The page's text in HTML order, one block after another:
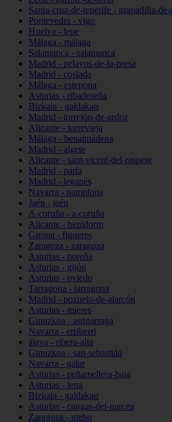
Santa-cruz-de-tenerife - granadilla-de-
Pontevedra - vigo
Huelva - lepe
Málaga - málaga
Salamanca - salamanca
Madrid - pelayos-de-la-presa
Madrid - coslada
Málaga - estepona
Asturias - ribadesella
Bizkaia - galdakao
Madrid - torrejón-de-ardoz
Alicante - torrevieja
Málaga - benalmádena
Madrid - algete
Alicante - sant-vicent-del-raspeig
Madrid - parla
Madrid - leganés
Navarra - pamplona
Jaén - jaén
A-coruña - a-coruña
Alicante - benidorm
Girona - figueres
Zaragoza - zaragoza
Asturias - noreña
Asturias - gijón
Asturias - oviedo
Tarragona - tarragona
Madrid - pozuelo-de-alarcón
Asturias - mieres
Gipuzkoa - astigarraga
Navarra - erriberri
álava - ribera-alta
Gipuzkoa - san-sebastián
Navarra - galar
Asturias - peñamellera-baja
Asturias - lena
Bizkaia - galdakao
Asturias - cangas-del-narcea
Zaragoza - utebo